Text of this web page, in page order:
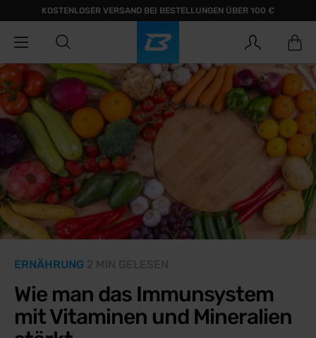
KOSTENLOSER VERSAND BEI BESTELLUNGEN ÜBER 100 €
ERNÄHRUNG 2 MIN GELESEN
Wie man das Immunsystem
mit Vitaminen und Mineralien